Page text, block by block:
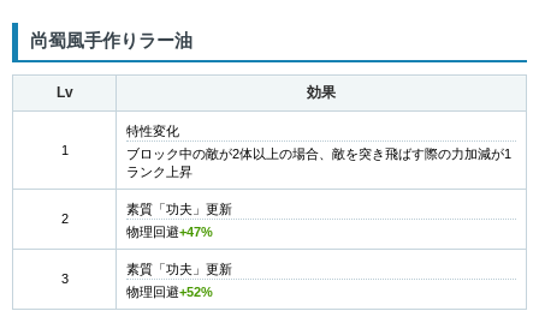
尚蜀風手作りラー油
Lv 効果
1
特性変化
ブロック中の敵が2体以上の場合、敵を突き飛ばす際の力加減が1
ランク上昇
2
素質「功夫」更新
物理回避+47%
3
素質「功夫」更新
物理回避+52%